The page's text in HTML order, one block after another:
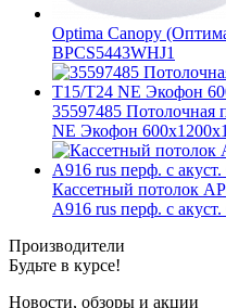
Optima Canopy
BPCS5443WHJ1
35597485 Потолочная
NE Экофон
Кассетный потолок
А916 rus перф. с
Производители
Будьте в курсе!
Новости, обзоры и акции